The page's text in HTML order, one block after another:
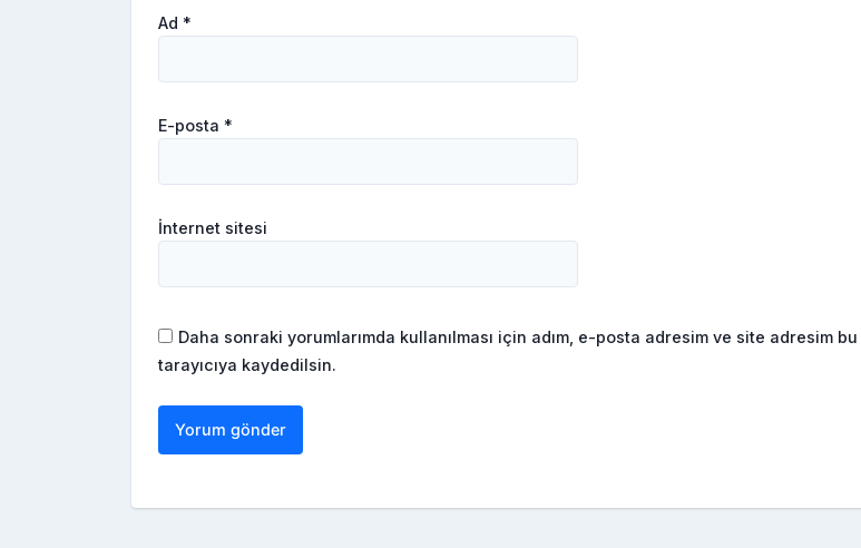
Ad *
E-posta *
İnternet sitesi
Daha sonraki yorumlarımda kullanılması için adım, e-posta adresim ve site adresim bu
tarayıcıya kaydedilsin.